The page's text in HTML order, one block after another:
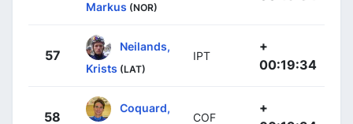
Markus (NOR)
57
Neilands,
Krists (LAT)
IPT
+
00:19:34
58
Coquard,
COF
+